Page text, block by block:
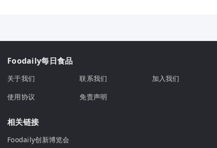
Foodaily每日食品
关于我们 联系我们
加入我们
使用协议
免责声明
相关链接
Foodaily创新博览会